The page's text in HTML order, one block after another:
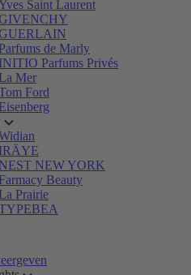
Saint Laurent
Parfums de Marly
INITIO Parfums Privés
La Mer
Ford
Eisenberg
IRÄYE
NEST NEW YORK
Farmacy Beauty
La Prairie